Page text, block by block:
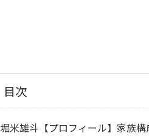
目次
堀米雄斗【プロフィール】家族構